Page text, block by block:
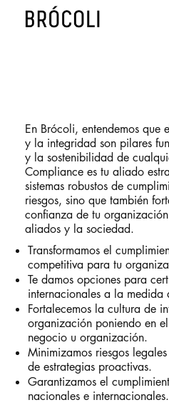
En Brócoli, entendemos que
y la integridad son pilares
y la sostenibilidad de
Compliance es tu aliado
sistemas robustos de
riesgos, sino que también
confianza de tu
aliados y la sociedad.
Transformamos el
competitiva para tu
Te damos opciones para
internacionales a la medida
Fortalecemos la cultura de
organización poniendo en
negocio u organización.
Minimizamos riesgos
de estrategias proactivas.
Garantizamos el
nacionales e internacionales.